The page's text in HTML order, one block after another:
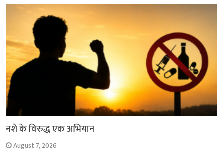
नशे के विरुद्ध एक अभियान
August 7, 2026